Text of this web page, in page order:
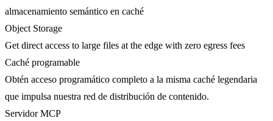
almacenamiento semántico en caché
Object Storage
Get direct access to large files at the edge with zero egress fees
Caché programable
Obtén acceso programático completo a la misma caché legendaria
que impulsa nuestra red de distribución de contenido.
Servidor MCP